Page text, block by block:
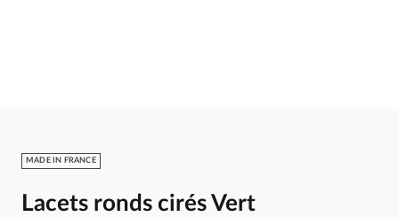
MADE IN FRANCE
Lacets ronds cirés Vert